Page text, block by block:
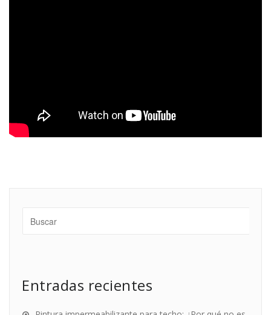
Entradas recientes